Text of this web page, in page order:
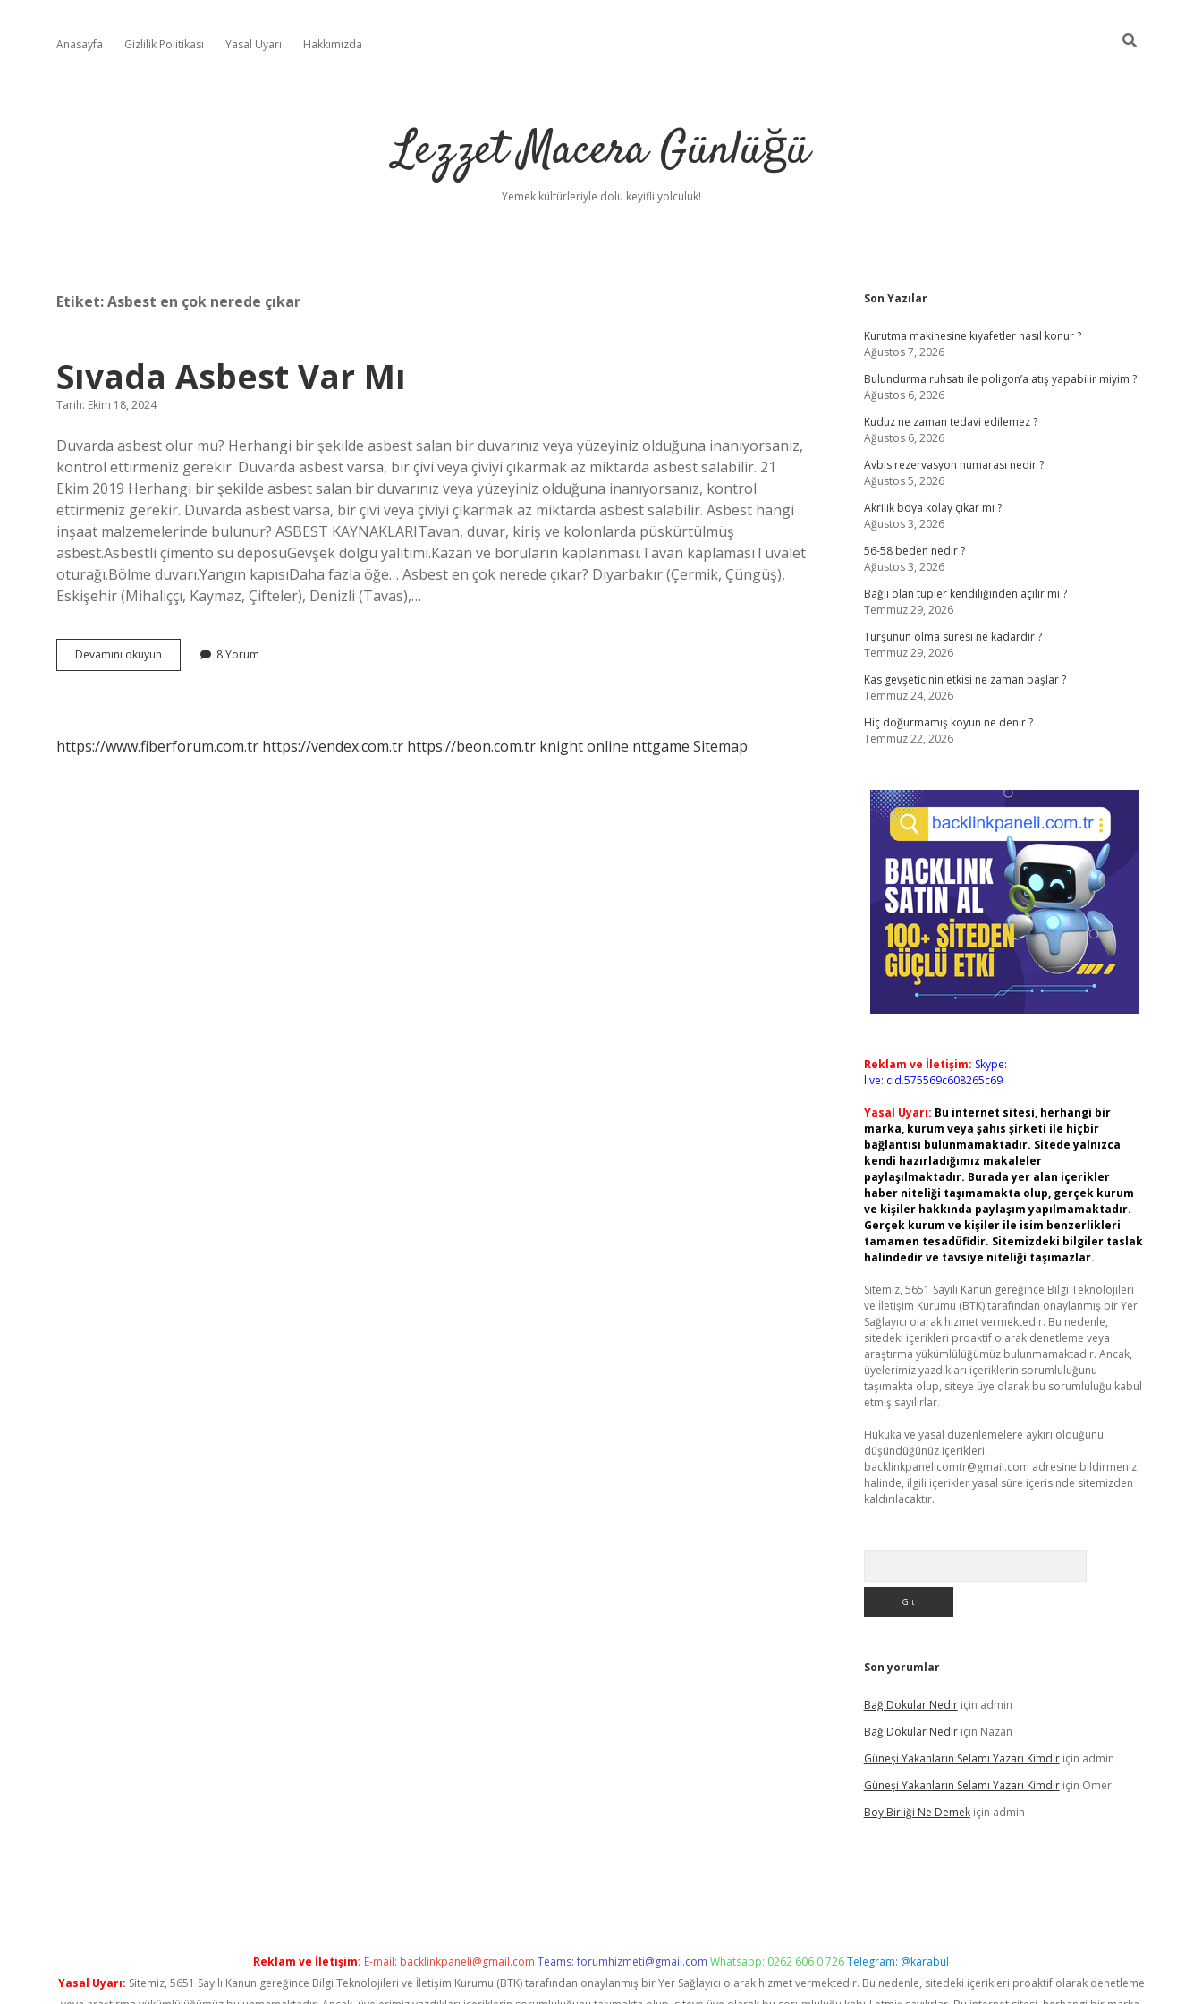
Anasayfa Gizlilik Politikası Yasal Uyarı Hakkımızda
Lezzet Macera Günlüğü
Yemek kültürleriyle dolu keyifli yolculuk!
Etiket:Asbest en çok nerede çıkar
Sıvada Asbest Var Mı
Tarih: Ekim 18, 2024
Duvarda asbest olur mu? Herhangi bir şekilde asbest salan bir duvarınız veya yüzeyiniz olduğuna inanıyorsanız,
kontrol ettirmeniz gerekir. Duvarda asbest varsa, bir çivi veya çiviyi çıkarmak az miktarda asbest salabilir. 21
Ekim 2019 Herhangi bir şekilde asbest salan bir duvarınız veya yüzeyiniz olduğuna inanıyorsanız, kontrol
ettirmeniz gerekir. Duvarda asbest varsa, bir çivi veya çiviyi çıkarmak az miktarda asbest salabilir. Asbest hangi
inşaat malzemelerinde bulunur? ASBEST KAYNAKLARITavan, duvar, kiriş ve kolonlarda püskürtülmüş
asbest.Asbestli çimento su deposuGevşek dolgu yalıtımı.Kazan ve boruların kaplanması.Tavan kaplamasıTuvalet
oturağı.Bölme duvarı.Yangın kapısıDaha fazla öğe… Asbest en çok nerede çıkar? Diyarbakır (Çermik, Çüngüş),
Eskişehir (Mihalıççı, Kaymaz, Çifteler), Denizli (Tavas),…
Devamını okuyun
Asbest
8 Yorum
https://www.fiberforum.com.tr https://vendex.com.tr https://beon.com.tr knight online nttgame Sitemap
Sidebar
Son Yazılar
Kurutma makinesine kıyafetler nasıl konur ?
Ağustos 7, 2026
Bulundurma ruhsatı ile poligon’a atış yapabilir miyim ?
Ağustos 6, 2026
Kuduz ne zaman tedavi edilemez ?
Ağustos 6, 2026
Avbis rezervasyon numarası nedir ?
Ağustos 5, 2026
Akrilik boya kolay çıkar mı ?
Ağustos 3, 2026
56-58 beden nedir ?
Ağustos 3, 2026
Bağlı olan tüpler kendiliğinden açılır mı ?
Temmuz 29, 2026
Turşunun olma süresi ne kadardır ?
Temmuz 29, 2026
Kas gevşeticinin etkisi ne zaman başlar ?
Temmuz 24, 2026
Hiç doğurmamış koyun ne denir ?
Temmuz 22, 2026
Reklam ve İletişim: Skype:
live:.cid.575569c608265c69
Yasal Uyarı: Bu internet sitesi, herhangi bir
marka, kurum veya şahıs şirketi ile hiçbir
bağlantısı bulunmamaktadır. Sitede yalnızca
kendi hazırladığımız makaleler
paylaşılmaktadır. Burada yer alan içerikler
haber niteliği taşımamakta olup, gerçek kurum
ve kişiler hakkında paylaşım yapılmamaktadır.
Gerçek kurum ve kişiler ile isim benzerlikleri
tamamen tesadüfidir. Sitemizdeki bilgiler taslak
halindedir ve tavsiye niteliği taşımazlar.
Sitemiz, 5651 Sayılı Kanun gereğince Bilgi Teknolojileri
ve İletişim Kurumu (BTK) tarafından onaylanmış bir Yer
Sağlayıcı olarak hizmet vermektedir. Bu nedenle,
sitedeki içerikleri proaktif olarak denetleme veya
araştırma yükümlülüğümüz bulunmamaktadır. Ancak,
üyelerimiz yazdıkları içeriklerin sorumluluğunu
taşımakta olup, siteye üye olarak bu sorumluluğu kabul
etmiş sayılırlar.
Hukuka ve yasal düzenlemelere aykırı olduğunu
düşündüğünüz içerikleri,
backlinkpanelicomtr@gmail.com adresine bildirmeniz
halinde, ilgili içerikler yasal süre içerisinde sitemizden
kaldırılacaktır.
Son yorumlar
Bağ Dokular Nediriçin admin
Bağ Dokular Nediriçin Nazan
Güneşi Yakanların Selamı Yazarı Kimdiriçin admin
Güneşi Yakanların Selamı Yazarı Kimdiriçin Ömer
Boy Birliği Ne Demekiçin admin
Reklam ve İletişim: E-mail: backlinkpaneli@gmail.com Teams:forumhizmeti@gmail.com Whatsapp: 0262 606 0 726Telegram: @karabul
Yasal Uyarı: Sitemiz, 5651 Sayılı Kanun gereğince Bilgi Teknolojileri ve İletişim Kurumu (BTK) tarafından onaylanmış bir Yer Sağlayıcı olarak hizmet vermektedir. Bu nedenle, sitedeki içerikleri proaktif olarak denetleme